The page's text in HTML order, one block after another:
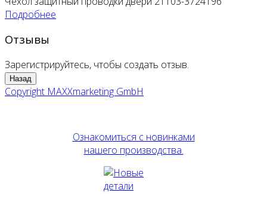
Подробнее
Отзывы
Зарегистрируйтесь, чтобы создать отзыв.
Copyright MAXXmarketing GmbH
Ознакомиться с новинками
нашего производства.